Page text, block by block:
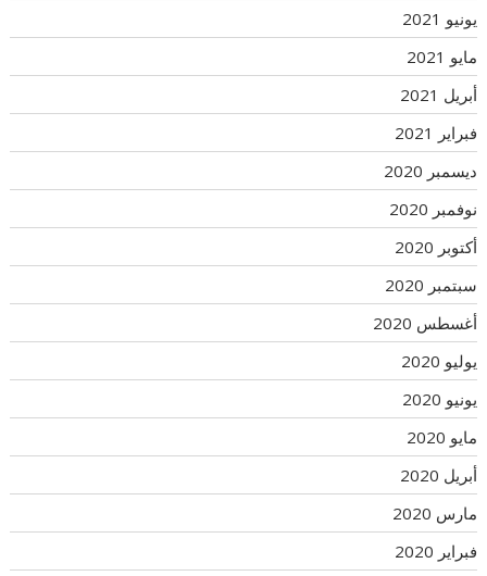
يونيو 2021
مايو 2021
أبريل 2021
فبراير 2021
ديسمبر 2020
نوفمبر 2020
أكتوبر 2020
سبتمبر 2020
أغسطس 2020
يوليو 2020
يونيو 2020
مايو 2020
أبريل 2020
مارس 2020
فبراير 2020